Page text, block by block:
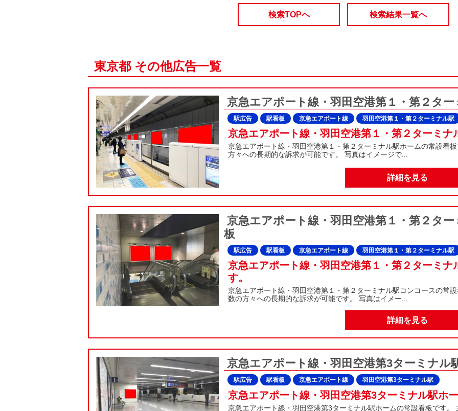
検索TOPへ 検索結果一覧へ
東京都 その他広告一覧
京急エアポート線・羽田空港第１・第２タ
駅広告 駅看板 京急エアポート線 羽田空港第１・第２ターミナル駅
京急エアポート線・羽田空港第１・第２ターミナ
京急エアポート線・羽田空港第１・第２ターミナル駅ホームの常設看
方々への長期的な訴求が可能です。 写真はイメージで...
詳細を見る
京急エアポート線・羽田空港第１・第２タ
板
駅広告 駅看板 京急エアポート線 羽田空港第１・第２ターミナル駅
京急エアポート線・羽田空港第１・第２ターミナ
す。
京急エアポート線・羽田空港第１・第２ターミナル駅コンコースの常
数の方々への長期的な訴求が可能です。 写真はイメー...
詳細を見る
京急エアポート線・羽田空港第3ターミナル
駅広告 駅看板 京急エアポート線 羽田空港第3ターミナル駅
京急エアポート線・羽田空港第3ターミナル駅ホ
京急エアポート線・羽田空港第3ターミナル駅ホームの常設看板です